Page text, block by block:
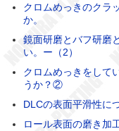
クロムめっきのクラ
か。
鏡面研磨とバフ研磨
い。ー（2）
クロムめっきをして
うか？②
DLCの表面平滑性に
ロール表面の磨き加